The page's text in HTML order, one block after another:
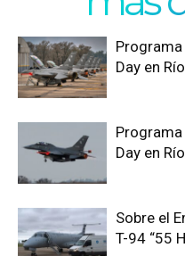
Day en
Day en
Sobre el
T-94 “55